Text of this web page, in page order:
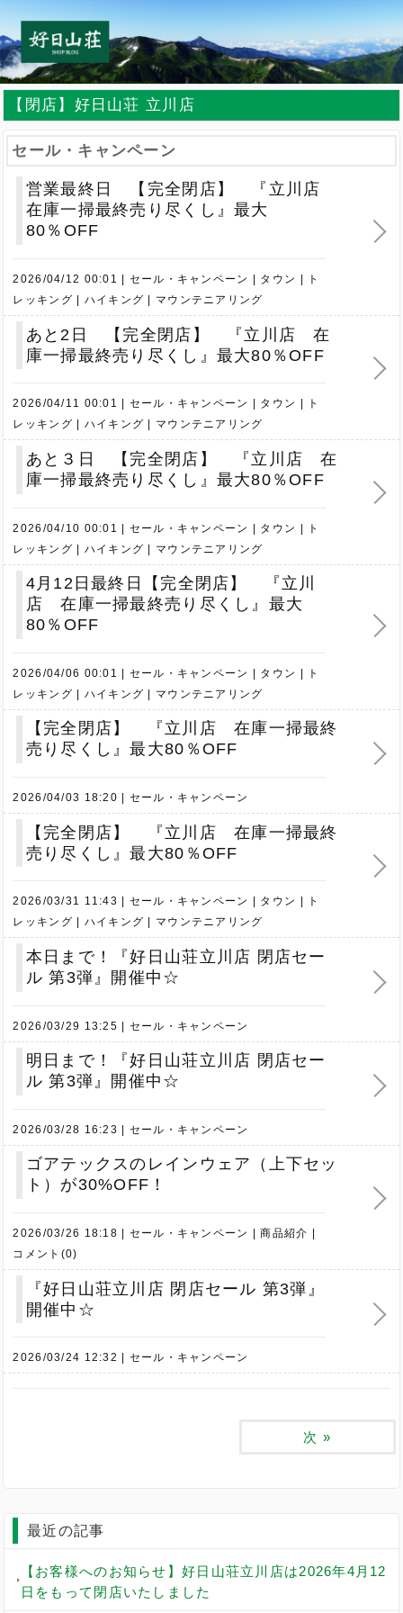
【閉店】好日山荘 立川店
セール・キャンペーン
営業最終日 【完全閉店】 『立川店
在庫一掃最終売り尽くし』最大
80％OFF
2026/04/12 00:01 セール・キャンペーン タウン
ト
レッキング
ハイキング マウンテニアリング
あと2日 【完全閉店】 『立川店 在
庫一掃最終売り尽くし』最大80％OFF
2026/04/11 00:01 セール・キャンペーン タウン
ト
レッキング
ハイキング マウンテニアリング
あと３日 【完全閉店】 『立川店 在
庫一掃最終売り尽くし』最大80％OFF
2026/04/10 00:01 セール・キャンペーン タウン
ト
レッキング
ハイキング マウンテニアリング
4月12日最終日【完全閉店】 『立川
店 在庫一掃最終売り尽くし』最大
80％OFF
2026/04/06 00:01 セール・キャンペーン タウン
ト
レッキング
ハイキング マウンテニアリング
【完全閉店】 『立川店 在庫一掃最終
売り尽くし』最大80％OFF
2026/04/03 18:20 セール・キャンペーン
【完全閉店】 『立川店 在庫一掃最終
売り尽くし』最大80％OFF
2026/03/31 11:43 セール・キャンペーン タウン
ト
レッキング
ハイキング マウンテニアリング
本日まで！『好日山荘立川店 閉店セー
ル 第3弾』開催中☆
2026/03/29 13:25 セール・キャンペーン
明日まで！『好日山荘立川店 閉店セー
ル 第3弾』開催中☆
2026/03/28 16:23 セール・キャンペーン
ゴアテックスのレインウェア（上下セッ
ト）が30%OFF！
2026/03/26 18:18 セール・キャンペーン
商品紹介
コメント(0)
『好日山荘立川店 閉店セール 第3弾』
開催中☆
2026/03/24 12:32 セール・キャンペーン
次 »
最近の記事
【お客様へのお知らせ】好日山荘立川店は2026年4月12
日をもって閉店いたしました